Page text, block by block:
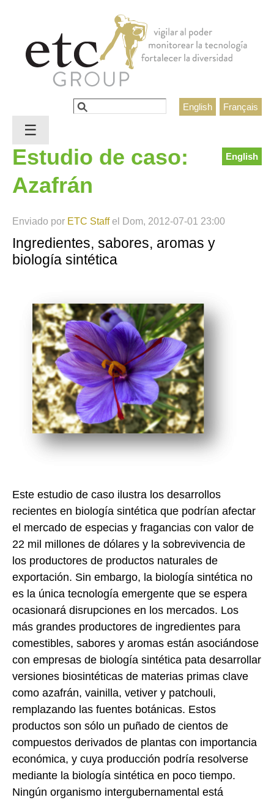
Français
English
Formulario de búsqueda
Buscar
English
Estudio de caso:
Azafrán
Enviado por ETC Staffel Dom, 2012-07-01 23:00
Ingredientes, sabores, aromas y
biología sintética
Este estudio de caso ilustra los desarrollos
recientes en biología sintética que podrían afectar
el mercado de especias y fragancias con valor de
22 mil millones de dólares y la sobrevivencia de
los productores de productos naturales de
exportación. Sin embargo, la biología sintética no
es la única tecnología emergente que se espera
ocasionará disrupciones en los mercados. Los
más grandes productores de ingredientes para
comestibles, sabores y aromas están asociándose
con empresas de biología sintética pata desarrollar
versiones biosintéticas de materias primas clave
como azafrán, vainilla, vetiver y patchouli,
remplazando las fuentes botánicas. Estos
productos son sólo un puñado de cientos de
compuestos derivados de plantas con importancia
económica, y cuya producción podría resolverse
mediante la biología sintética en poco tiempo.
Ningún organismo intergubernamental está
☰